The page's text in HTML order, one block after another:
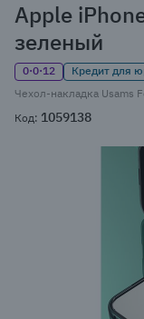
Apple
зеленый
0·0·12
Кредит для
Код: 1059138